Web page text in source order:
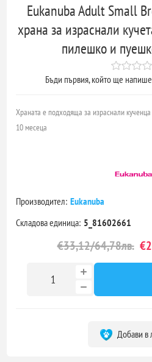
Eukanuba Adult Small
храна за израснали
пилешко и
Бъди първия, който ще напише
Храната е подходяща за израснали
10 месеца
Производител: Eukanuba
Складова единица: 5_81602661
€33,12/64,78лв.
Добави